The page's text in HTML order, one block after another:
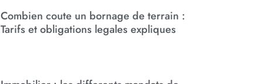
Combien coute un bornage de terrain :
Tarifs et obligations legales expliques